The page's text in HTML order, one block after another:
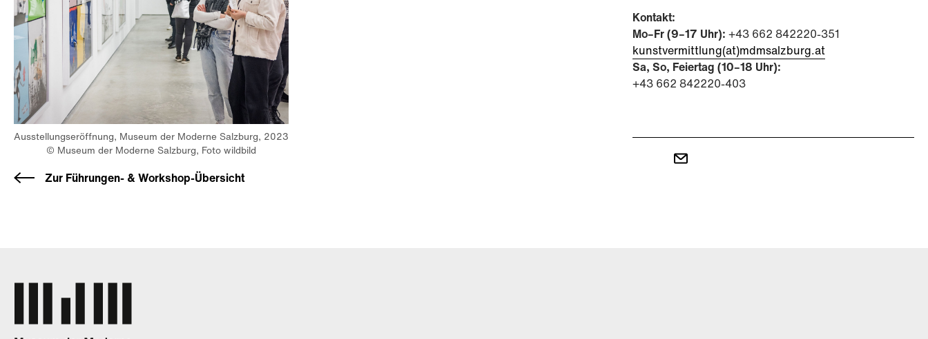
Ausstellungseröffnung, Museum der Moderne Salzburg, 2023
© Museum der Moderne Salzburg, Foto wildbild
Kontakt:
Mo–Fr (9–17 Uhr): +43 662 842220-351
kunstvermittlung(at)mdmsalzburg.at
Sa, So, Feiertag (10–18 Uhr):
+43 662 842220-403
Zur Führungen- & Workshop-Übersicht